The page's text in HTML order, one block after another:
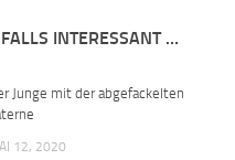
INTERESSANT …
Junge mit der abgefackelten
12, 2020